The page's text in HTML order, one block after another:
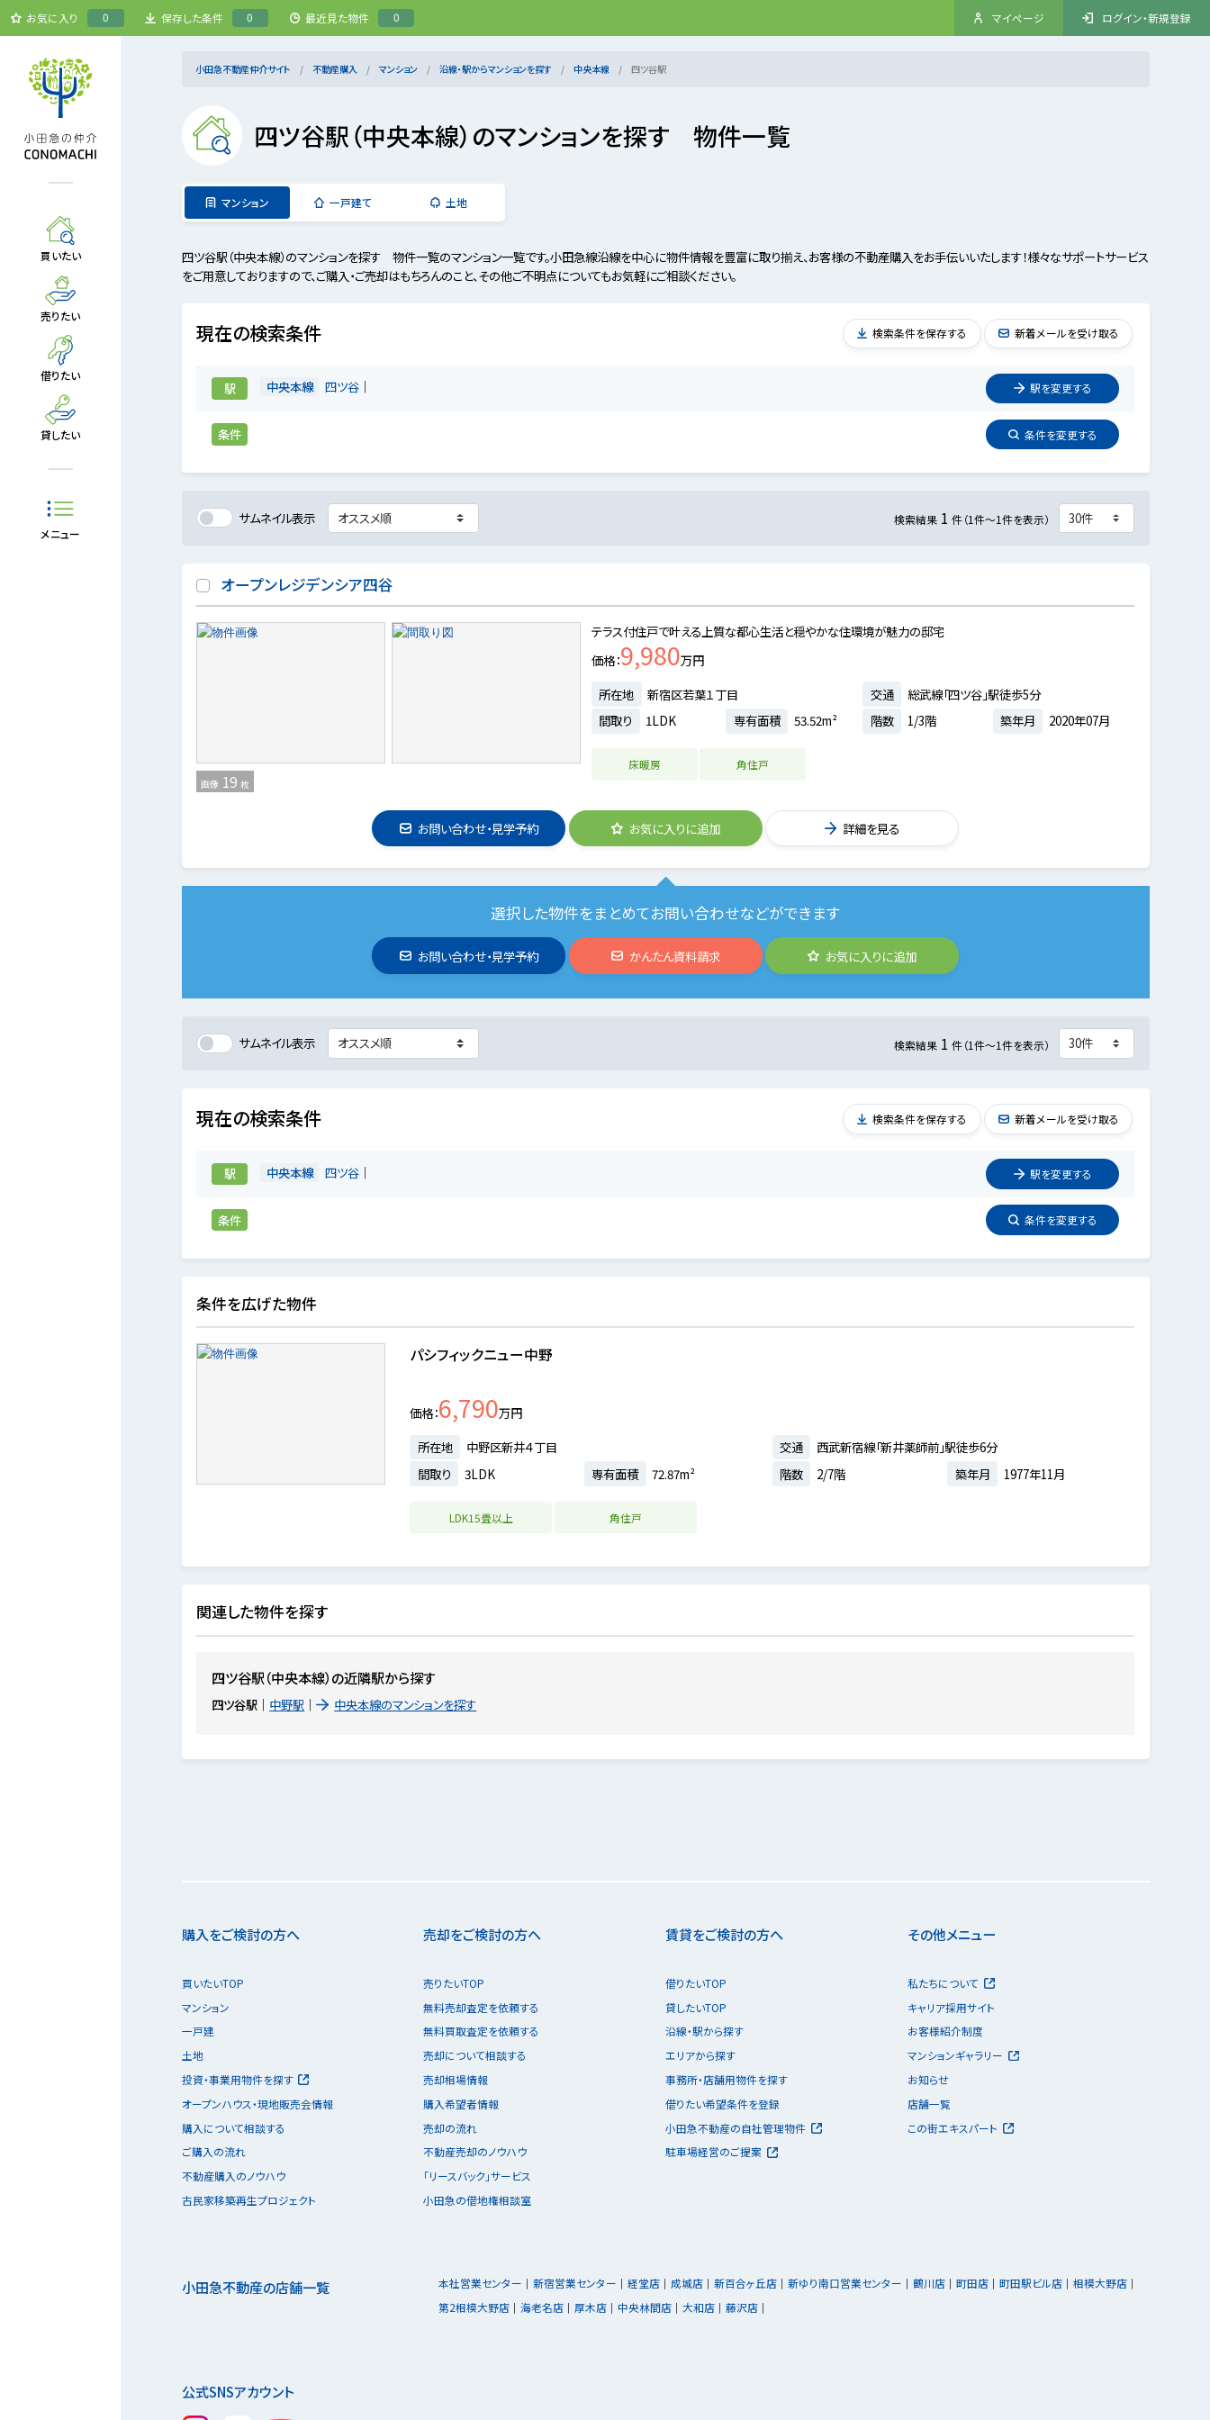
お気に入り 0 保存した条件 0 最近見た物件 0 マイページ ログイン・新規登録
買いたい
売りたい
借りたい
貸したい
メニュー
小田急不動産仲介サイト 不動産購入 マンション 沿線・駅からマンションを探す 中央本線 四ツ谷駅
四ツ谷駅（中央本線）のマンションを探す 物件一覧
マンション 一戸建て 土地
四ツ谷駅（中央本線）のマンションを探す 物件一覧のマンション一覧です。小田急線沿線を中心に物件情報を豊富に取り揃え、お客様の不動産購入をお手伝いいたします！様々なサポートサービス
をご用意しておりますので、ご購入・ご売却はもちろんのこと、その他ご不明点についてもお気軽にご相談ください。
現在の検索条件
駅 中央本線 四ツ谷 駅を変更する
条件 条件を変更する
検索条件を保存する 新着メールを受け取る
サムネイル表示 検索結果 1 件（1件～1件を表示）
オープンレジデンシア四谷
画像 19 枚
テラス付住戸で叶える上質な都心生活と穏やかな住環境が魅力の邸宅
価格 9,980万円
所在地
新宿区若葉１丁目 交通
総武線「四ツ谷」駅徒歩5分
間取り
1LDK 専有面積 53.52m² 階数 1/3階 築年月 2020年07月
床暖房 角住戸
お問い合わせ・見学予約 お気に入りに追加 詳細を見る
選択した物件をまとめてお問い合わせなどができます
お問い合わせ・見学予約 かんたん資料請求 お気に入りに追加
サムネイル表示 検索結果 1 件（1件～1件を表示）
現在の検索条件
駅 中央本線 四ツ谷 駅を変更する
条件 条件を変更する
検索条件を保存する 新着メールを受け取る
条件を広げた物件
パシフィックニュー中野
価格 6,790万円
所在地
中野区新井４丁目 交通
西武新宿線「新井薬師前」駅徒歩6分
間取り
3LDK 専有面積 72.87m² 階数 2/7階 築年月 1977年11月
LDK15畳以上 角住戸
関連した物件を探す
四ツ谷駅（中央本線）の近隣駅から探す
四ツ谷駅 中野駅 中央本線のマンションを探す
購入をご検討の方へ
買いたいTOP
マンション
一戸建
土地
投資・事業用物件を探す
オープンハウス・現地販売会情報
購入について相談する
ご購入の流れ
不動産購入のノウハウ
古民家移築再生プロジェクト
売却をご検討の方へ
売りたいTOP
無料売却査定を依頼する
無料買取査定を依頼する
売却について相談する
売却相場情報
購入希望者情報
売却の流れ
不動産売却のノウハウ
「リースバック」サービス
小田急の借地権相談室
賃貸をご検討の方へ
借りたいTOP
貸したいTOP
沿線・駅から探す
エリアから探す
事務所・店舗用物件を探す
借りたい希望条件を登録
小田急不動産の自社管理物件
駐車場経営のご提案
その他メニュー
私たちについて
キャリア採用サイト
お客様紹介制度
マンションギャラリー
お知らせ
店舗一覧
この街エキスパート
小田急不動産の店舗一覧 本社営業センター 新宿営業センター 経堂店 成城店 新百合ヶ丘店 新ゆり南口営業センター 鶴川店 町田店 町田駅ビル店
相模大野店
第2相模大野店
海老名店 厚木店 中央林間店 大和店 藤沢店
公式SNSアカウント